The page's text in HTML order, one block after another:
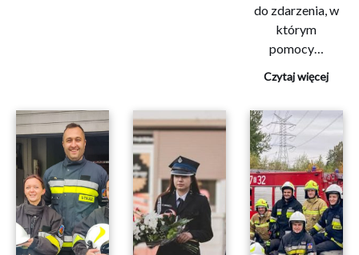
do zdarzenia, w
którym
pomocy…
Czytaj więcej